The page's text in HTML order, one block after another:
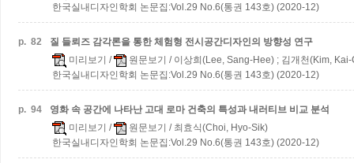
한국실내디자인학회 논문집:Vol.29 No.6(통권 143호) (2020-12)
p. 82
질 들뢰즈 감각론을 통한 체험형 전시공간디자인의 방향성 연구
미리보기 / 원문보기 / 이상희(Lee, Sang-Hee) ; 김개천(Kim,
한국실내디자인학회 논문집:Vol.29 No.6(통권 143호) (2020-12)
p. 94
영화 속 공간에 나타난 고대 로마 건축의 특성과 내러티브 비교 분석
미리보기 / 원문보기 / 최효식(Choi, Hyo-Sik)
한국실내디자인학회 논문집:Vol.29 No.6(통권 143호) (2020-12)